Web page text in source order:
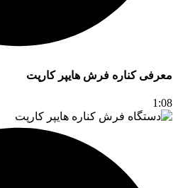
معرفی کناره فرش هایپر کارپت
1:08